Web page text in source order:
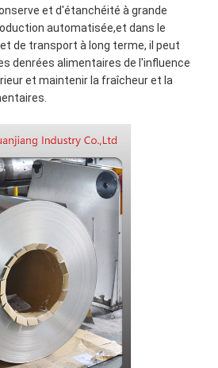
et d'étanchéité à grande
automatisée,et dans le
de transport à long terme, il peut
denrées alimentaires de l'influence
et maintenir la fraîcheur et la